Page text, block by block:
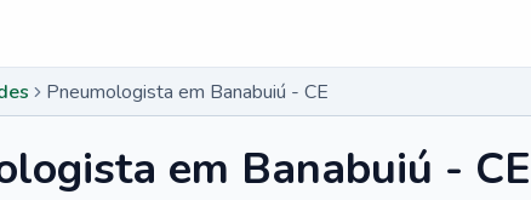
Pneumologista em Banabuiú - CE
em Banabuiú - CE